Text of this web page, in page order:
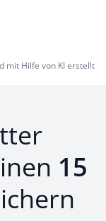
mit Hilfe von KI erstellt
15